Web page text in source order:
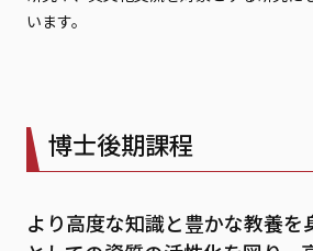
います。
博士後期課程
より高度な知識と豊かな教養を